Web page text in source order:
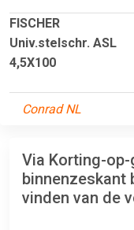
FISCHER
Univ.stelschr. ASL
4,5X100
Conrad NL
Via Korting-
binnenzeskant
vinden van de